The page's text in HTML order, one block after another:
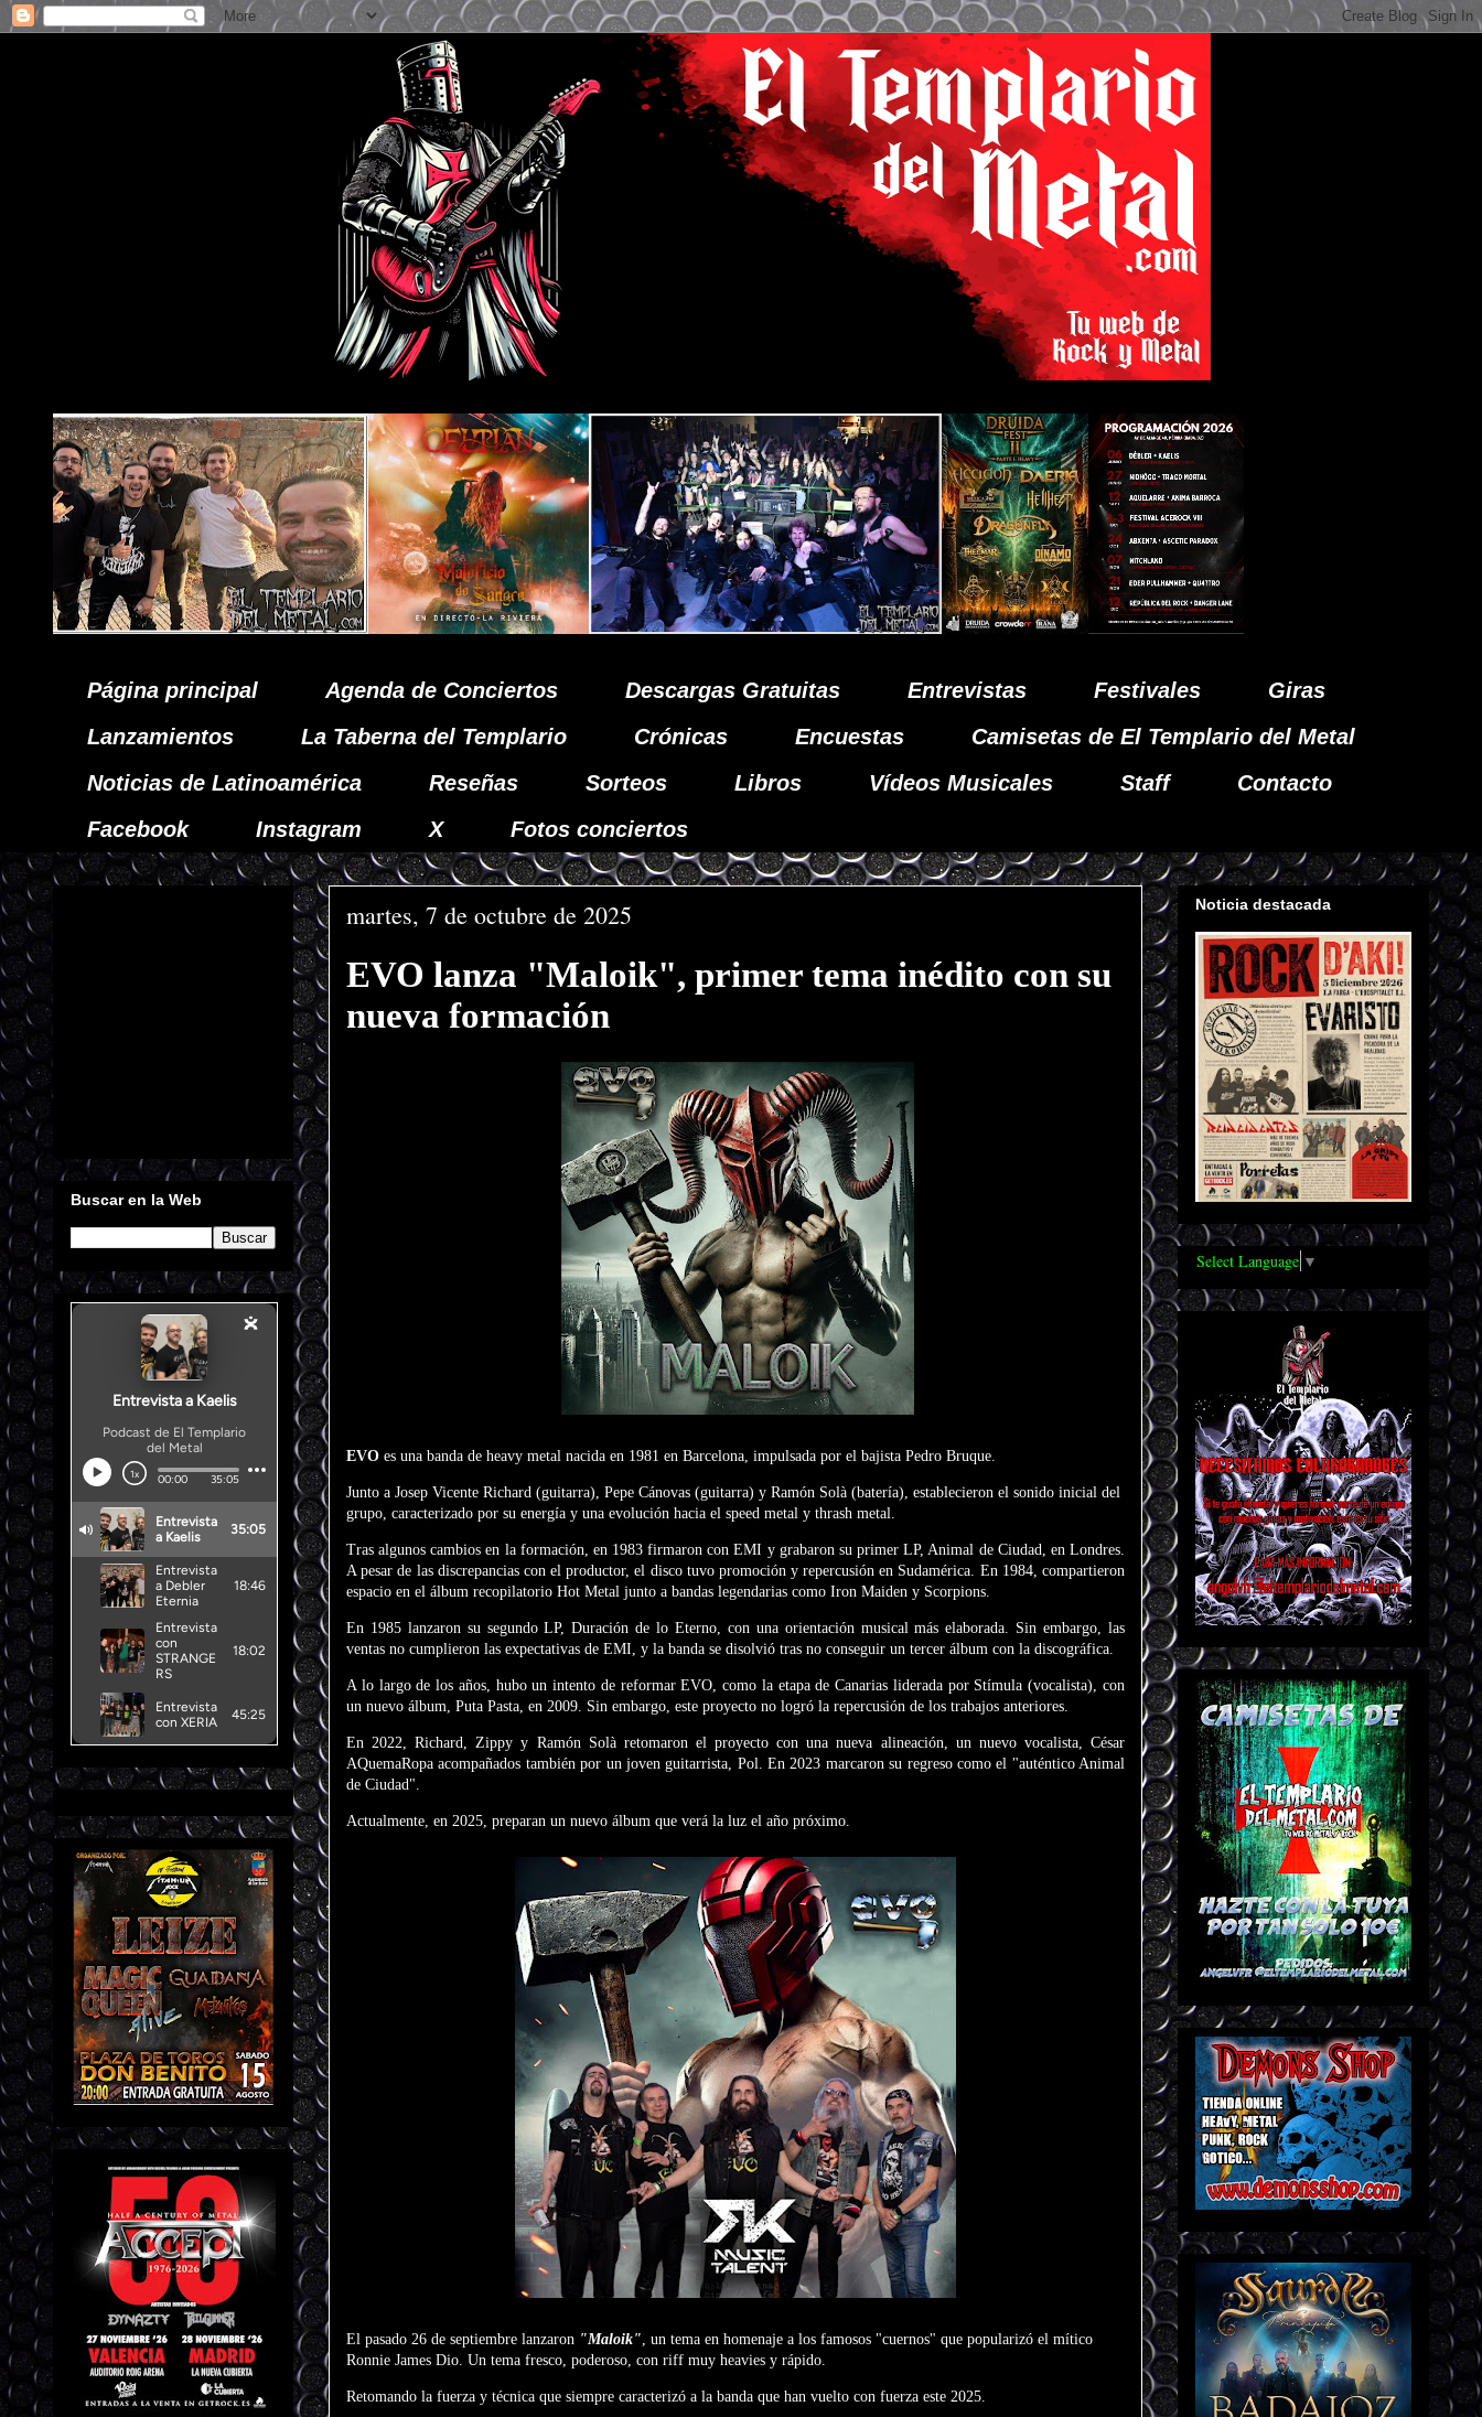
Página principal Agenda de Conciertos Descargas Gratuitas Entrevistas Festivales
Giras
Lanzamientos
La Taberna del Templario Crónicas Encuestas
Camisetas de El Templario del Metal
Noticias de Latinoamérica
Reseñas Sorteos Libros Vídeos Musicales Staff
Contacto
Facebook
Instagram X Fotos conciertos
martes, 7 de octubre de 2025
EVO lanza "Maloik", primer tema inédito con su
nueva formación
EVO es una banda de heavy metal nacida en 1981 en Barcelona, impulsada por el bajista Pedro Bruque.
Junto a Josep Vicente Richard (guitarra), Pepe Cánovas (guitarra) y Ramón Solà (batería), establecieron el sonido inicial del
grupo, caracterizado por su energía y una evolución hacia el speed metal y thrash metal.
Tras algunos cambios en la formación, en 1983 firmaron con EMI y grabaron su primer LP, Animal de Ciudad, en Londres.
A pesar de las discrepancias con el productor, el disco tuvo promoción y repercusión en Sudamérica. En 1984, compartieron
espacio en el álbum recopilatorio Hot Metal junto a bandas legendarias como Iron Maiden y Scorpions.
En 1985 lanzaron su segundo LP, Duración de lo Eterno, con una orientación musical más elaborada. Sin embargo, las
ventas no cumplieron las expectativas de EMI, y la banda se disolvió tras no conseguir un tercer álbum con la discográfica.
A lo largo de los años, hubo un intento de reformar EVO, como la etapa de Canarias liderada por Stímula (vocalista), con
un nuevo álbum, Puta Pasta, en 2009. Sin embargo, este proyecto no logró la repercusión de los trabajos anteriores.
En 2022, Richard, Zippy y Ramón Solà retomaron el proyecto con una nueva alineación, un nuevo vocalista, César
AQuemaRopa acompañados también por un joven guitarrista, Pol. En 2023 marcaron su regreso como el "auténtico Animal
de Ciudad".
Actualmente, en 2025, preparan un nuevo álbum que verá la luz el año próximo.
El pasado 26 de septiembre lanzaron "Maloik", un tema en homenaje a los famosos "cuernos" que popularizó el mítico
Ronnie James Dio. Un tema fresco, poderoso, con riff muy heavies y rápido.
Retomando la fuerza y técnica que siempre caracterizó a la banda que han vuelto con fuerza este 2025.
Buscar en la Web
Noticia destacada
Select Language ▼